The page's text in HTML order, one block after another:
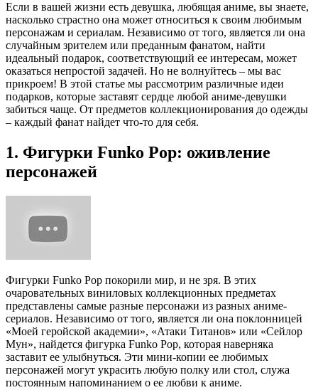
Если в вашей жизни есть девушка, любящая аниме, вы знаете,
насколько страстно она может относиться к своим любимым
персонажам и сериалам. Независимо от того, является ли она
случайным зрителем или преданным фанатом, найти
идеальный подарок, соответствующий ее интересам, может
оказаться непростой задачей. Но не волнуйтесь – мы вас
прикроем! В этой статье мы рассмотрим различные идеи
подарков, которые заставят сердце любой аниме-девушки
забиться чаще. От предметов коллекционирования до одежды
– каждый фанат найдет что-то для себя.
1. Фигурки Funko Pop: оживление
персонажей
Фигурки Funko Pop покорили мир, и не зря. В этих
очаровательных виниловых коллекционных предметах
представлены самые разные персонажи из разных аниме-
сериалов. Независимо от того, является ли она поклонницей
«Моей геройской академии», «Атаки Титанов» или «Сейлор
Мун», найдется фигурка Funko Pop, которая наверняка
заставит ее улыбнуться. Эти мини-копии ее любимых
персонажей могут украсить любую полку или стол, служа
постоянным напоминанием о ее любви к аниме.